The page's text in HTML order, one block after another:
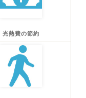
光熱費の節約